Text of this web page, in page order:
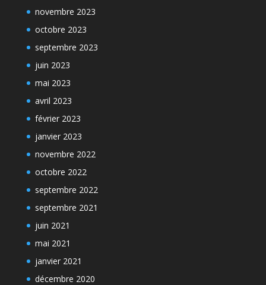
novembre 2023
octobre 2023
septembre 2023
juin 2023
mai 2023
avril 2023
février 2023
janvier 2023
novembre 2022
octobre 2022
septembre 2022
septembre 2021
juin 2021
mai 2021
janvier 2021
décembre 2020